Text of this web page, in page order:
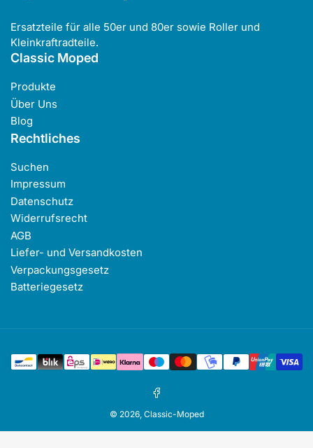
Ersatzteile für alle 50er und 80er sowie Roller und
Kleinkraftradteile.
Classic Moped
Produkte
Über Uns
Blog
Rechtliches
Suchen
Impressum
Datenschutz
Widerrufsrecht
AGB
Liefer- und Versandkosten
Verpackungsgesetz
Batteriegesetz
Zahlungsmethoden
Facebook
© 2026, Classic-Moped